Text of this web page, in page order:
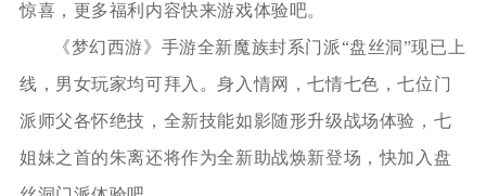
惊喜，更多福利内容快来游戏体验吧。
《梦幻西游》手游全新魔族封系门派“盘丝洞”现已上
线，男女玩家均可拜入。身入情网，七情七色，七位门
派师父各怀绝技，全新技能如影随形升级战场体验，七
姐妹之首的朱离还将作为全新助战焕新登场，快加入盘